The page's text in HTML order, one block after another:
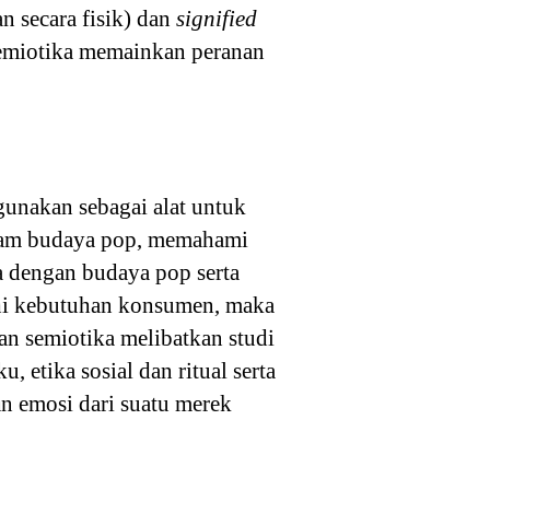
secara fisik) dan signified
memainkan peranan
sebagai alat untuk
budaya pop, memahami
budaya pop serta
kebutuhan konsumen, maka
semiotika melibatkan studi
etika sosial dan ritual serta
emosi dari suatu merek